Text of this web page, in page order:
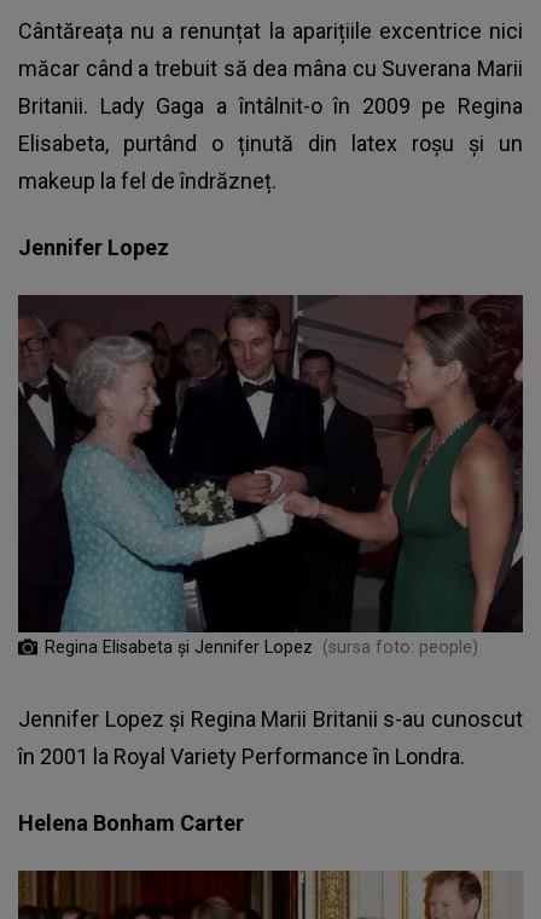
Cântăreața nu a renunțat la aparițiile excentrice nici
măcar când a trebuit să dea mâna cu Suverana Marii
Britanii. Lady Gaga a întâlnit-o în 2009 pe Regina
Elisabeta, purtând o ținută din latex roșu și un
makeup la fel de îndrăzneț.
Jennifer Lopez
Regina Elisabeta și Jennifer Lopez (sursa foto: people)
Jennifer Lopez și Regina Marii Britanii s-au cunoscut
în 2001 la Royal Variety Performance în Londra.
Helena Bonham Carter